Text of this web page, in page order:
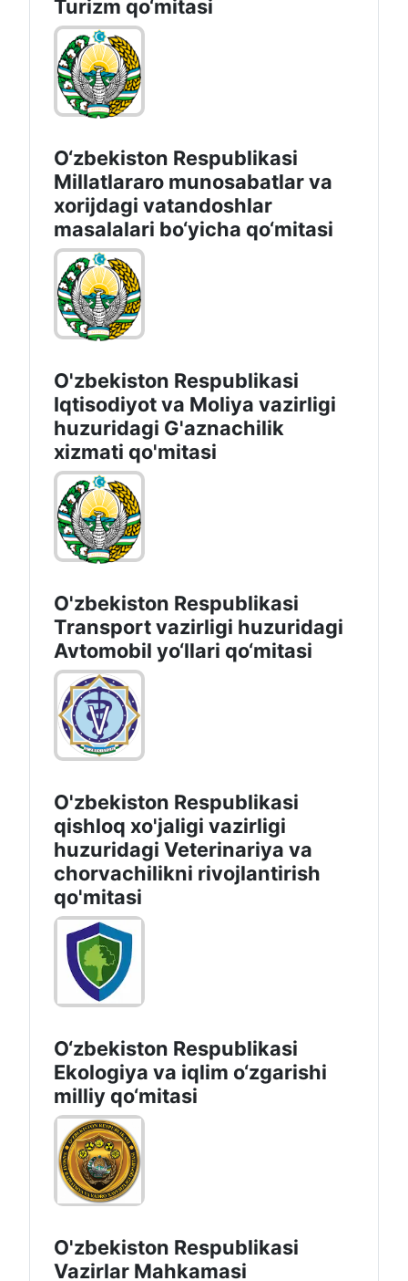
Turizm qo‘mitasi
O‘zbekiston Respublikasi
Millatlararo munosabatlar va
xorijdagi vatandoshlar
masalalari bo‘yicha qo‘mitasi
O'zbekiston Respublikasi
Iqtisodiyot vа Moliya vazirligi
huzuridagi G'aznachilik
xizmati qo'mitasi
O'zbekiston Respublikasi
Transport vazirligi huzuridagi
Avtomobil yo‘llari qo‘mitasi
O'zbekiston Respublikasi
qishloq xo'jaligi vazirligi
huzuridagi Veterinariya va
chorvachilikni rivojlantirish
qo'mitasi
O‘zbekiston Respublikasi
Ekologiya va iqlim o‘zgarishi
milliy qo‘mitasi
O'zbekiston Respublikasi
Vazirlar Mahkamasi